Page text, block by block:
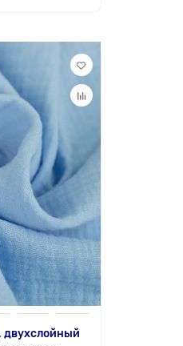
двухслойный